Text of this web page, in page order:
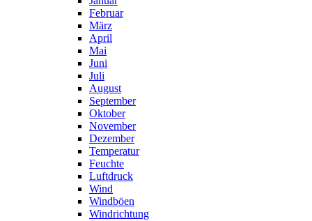
Februar
März
April
Mai
Juni
Juli
August
September
Oktober
November
Dezember
Temperatur
Feuchte
Luftdruck
Wind
Windböen
Windrichtung